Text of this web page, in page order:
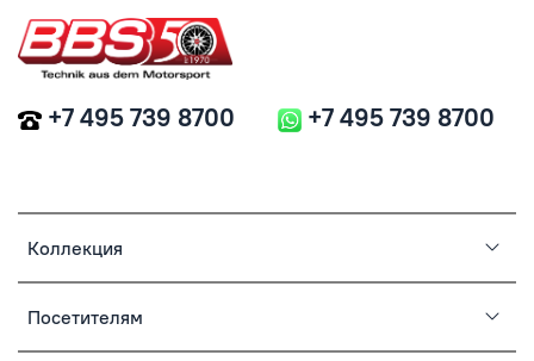
Коллекция
Посетителям
+7 495 739 8700 +7 495 739 8700